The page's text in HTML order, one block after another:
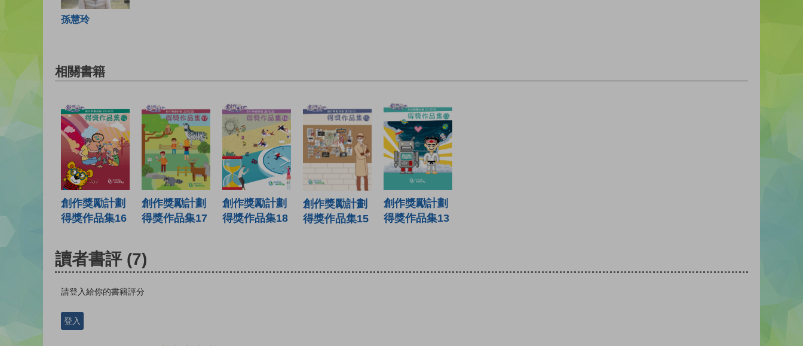
孫慧玲
相關書籍
創作獎勵計劃
得獎作品集16
創作獎勵計劃
得獎作品集17
創作獎勵計劃
得獎作品集18
創作獎勵計劃
得獎作品集15
創作獎勵計劃
得獎作品集13
讀者書評 (7)
請登入給你的書籍評分
登入